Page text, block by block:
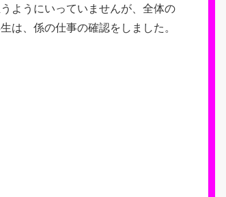
ようにいっていませんが、全体の
は、係の仕事の確認をしました。